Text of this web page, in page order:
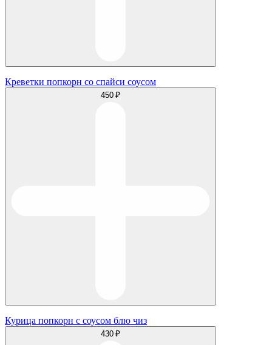
Креветки попкорн со спайси соусом
450 ₽
Курица попкорн с соусом блю чиз
430 ₽